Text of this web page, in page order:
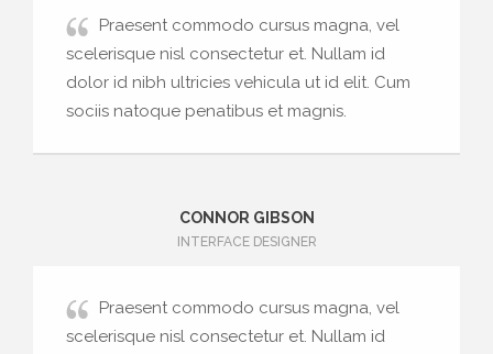
Praesent commodo cursus magna, vel
scelerisque nisl consectetur et. Nullam id
dolor id nibh ultricies vehicula ut id elit. Cum
sociis natoque penatibus et magnis.
CONNOR GIBSON
INTERFACE DESIGNER
Praesent commodo cursus magna, vel
scelerisque nisl consectetur et. Nullam id